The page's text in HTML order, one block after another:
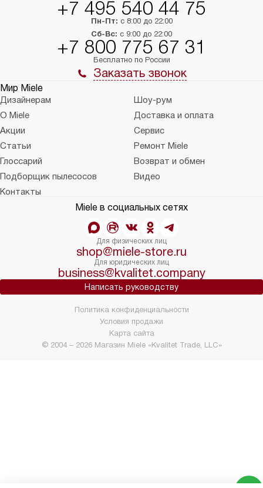
+7 495 540 44 75
Пн-Пт: с 8:00 до 22:00
Сб-Вс: с 9:00 до 22:00
+7 800 775 67 31
Бесплатно по России
Заказать звонок
Мир Miele
Дизайнерам
Шоу-рум
О Miele
Доставка и оплата
Акции
Сервис
Статьи
Ремонт Miele
Глоссарий
Возврат и обмен
Подборщик пылесосов
Видео
Контакты
Miele в социальных сетях
Для физических лиц
shop@miele-store.ru
Для юридических лиц
business@kvalitet.company
Написать руководству
© 2004 – 2026 Магазин Miele «Kvalitet Trade, LLC»
Политика конфиденциальности
Условия продажи
Карта сайта